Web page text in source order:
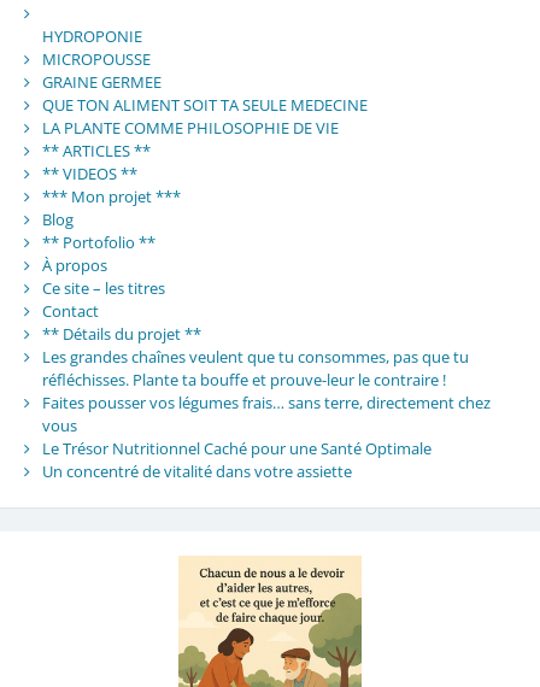
HYDROPONIE
MICROPOUSSE
GRAINE GERMEE
QUE TON ALIMENT SOIT TA SEULE MEDECINE
LA PLANTE COMME PHILOSOPHIE DE VIE
** ARTICLES **
** VIDEOS **
*** Mon projet ***
Blog
** Portofolio **
À propos
Ce site – les titres
Contact
** Détails du projet **
Les grandes chaînes veulent que tu consommes, pas que tu
réfléchisses. Plante ta bouffe et prouve-leur le contraire !
Faites pousser vos légumes frais… sans terre, directement chez
vous
Le Trésor Nutritionnel Caché pour une Santé Optimale
Un concentré de vitalité dans votre assiette